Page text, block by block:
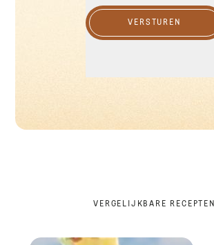
VERSTUREN
VERGELIJKBARE RECEPTEN